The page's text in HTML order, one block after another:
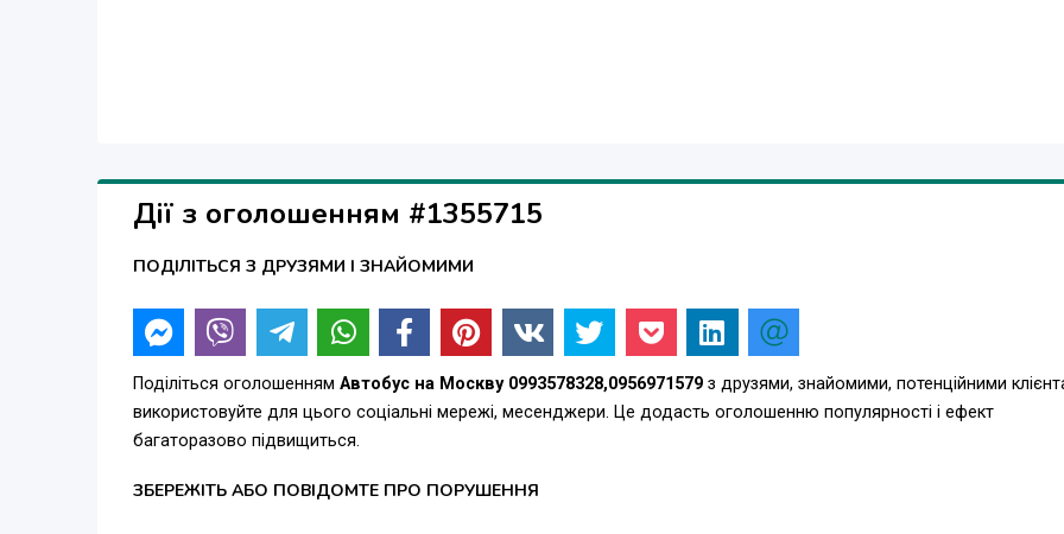
Дії з оголошенням #1355715
ПОДІЛІТЬСЯ З ДРУЗЯМИ І ЗНАЙОМИМИ
Поділіться оголошенням Автобус на Москву 0993578328,0956971579 з друзями, знайомими, потенційними
використовуйте для цього соціальні мережі, месенджери. Це додасть оголошенню популярності і ефект
багаторазово підвищиться.
ЗБЕРЕЖІТЬ АБО ПОВІДОМТЕ ПРО ПОРУШЕННЯ